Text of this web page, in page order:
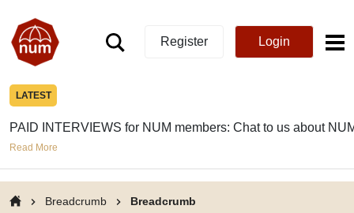
Register Login
LATEST
PAID INTERVIEWS for NUM members: Chat to us about
Read More
Breadcrumb Breadcrumb